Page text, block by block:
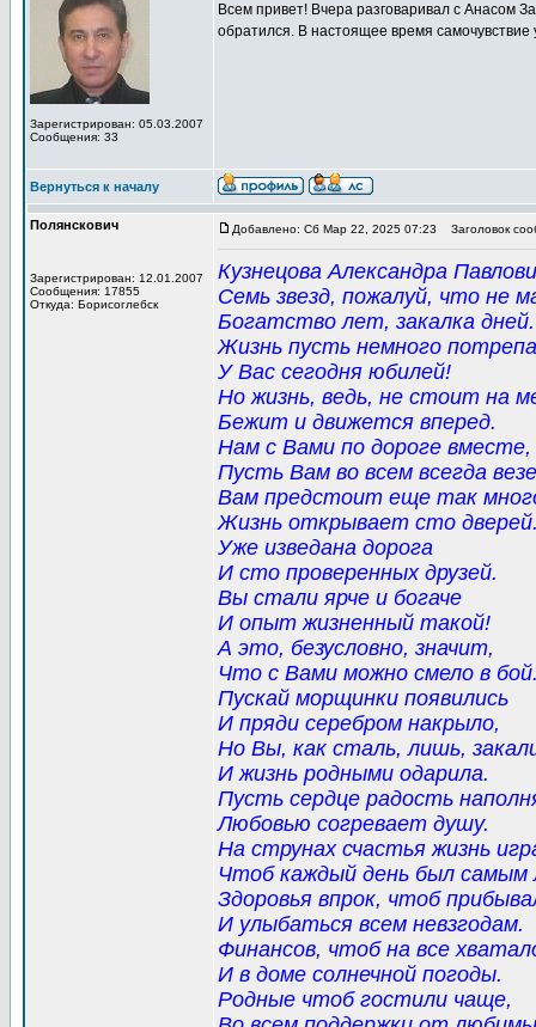
Зарегистрирован: 05.03.2007
Сообщения: 33
Всем привет! Вчера разговаривал с Анасом
обратился. В настоящее время самочувствие
Вернуться к началу
Полянскович
Зарегистрирован: 12.01.2007
Сообщения: 17855
Откуда: Борисоглебск
Добавлено: Сб Мар 22, 2025 07:23 Заголовок
Кузнецова Александра
Семь звезд, пожалуй, что не
Богатство лет, закалка дней.
Жизнь пусть немного
У Вас сегодня юбилей!
Но жизнь, ведь, не стоит на
Бежит и движется вперед.
Нам с Вами по дороге вместе,
Пусть Вам во всем всегда
Вам предстоит еще так
Жизнь открывает сто
Уже изведана дорога
И сто проверенных друзей.
Вы стали ярче и богаче
И опыт жизненный такой!
А это, безусловно, значит,
Что с Вами можно смело в
Пускай морщинки появились
И пряди серебром накрыло,
Но Вы, как сталь, лишь,
И жизнь родными одарила.
Пусть сердце радость
Любовью согревает душу.
На струнах счастья жизнь
Чтоб каждый день был самым
Здоровья впрок, чтоб
И улыбаться всем невзгодам.
Финансов, чтоб на все
И в доме солнечной погоды.
Родные чтоб гостили чаще,